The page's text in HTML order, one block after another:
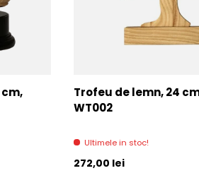
Trofeu de lemn, 24
WT002
Ultimele in stoc!
Pret initial
272,00 lei